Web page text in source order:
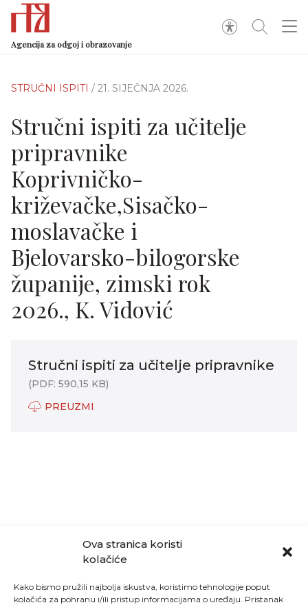
Ova stranica koristi
kolačiće
Kako bismo pružili najbolja iskustva, koristimo tehnologije poput
kolačića za pohranu i/ili pristup informacijama o uređaju. Pristanak
Agencija za odgoj i obrazovanje
STRUČNI ISPITI / 21. SIJEČNJA 2026.
Stručni ispiti za učitelje
pripravnike
Koprivničko-
križevačke,Sisačko-
moslavačke i
Bjelovarsko-bilogorske
županije, zimski rok
2026., K. Vidović
Stručni ispiti za učitelje pripravnike
(PDF: 590,15 KB)
PREUZMI